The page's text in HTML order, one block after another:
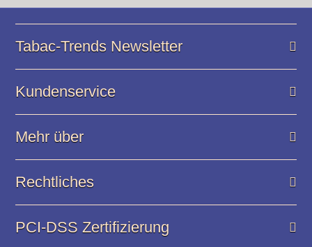
Tabac-Trends Newsletter
Kundenservice
Mehr über
Rechtliches
PCI-DSS Zertifizierung